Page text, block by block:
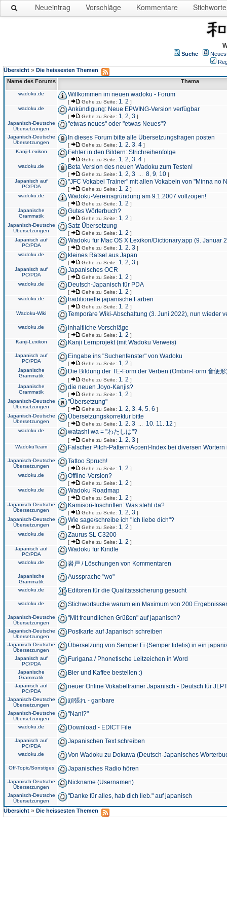
Neueintrag Vorschläge Kommentare Stichworte
Suche
Übersicht » Die heissesten Themen
Name des Forums
Thema
wadoku.de Willkommen im neuen wadoku - Forum
[ Gehe zu Seite: 1 2 ]
wadoku.de
Ankündigung: Neue EPWING-Version verfügbar
[ Gehe zu Seite: 1 2 3 ]
Japanisch-Deutsche
Übersetzungen
"etwas neues" oder "etwas Neues"?
Japanisch-Deutsche
Übersetzungen
In dieses Forum bitte alle Übersetzungsfragen posten
[ Gehe zu Seite: 1 2 3 4 ]
Kanji-Lexikon
Fehler in den Bildern: Strichreihenfolge
[ Gehe zu Seite: 1 2 3 4 ]
wadoku.de
Beta Version des neuen Wadoku zum Testen!
[ Gehe zu Seite: 1 2 3 8 9 10 ]
Japanisch auf
PC/PDA
"JFC Vokabel Trainer" mit allen Vokabeln von "Minna no
[ Gehe zu Seite: 1 2 ]
wadoku.de
Wadoku-Vereinsgründung am 9.1.2007 vollzogen!
[ Gehe zu Seite: 1 2 ]
Japanische
Grammatik
Gutes Wörterbuch?
[ Gehe zu Seite: 1 2 ]
Japanisch-Deutsche
Übersetzungen
Satz Übersetzung
[ Gehe zu Seite: 1 2 ]
Japanisch auf
PC/PDA
Wadoku für Mac OS X Lexikon/Dictionary.app (9. Januar
[ Gehe zu Seite: 1 2 3 ]
wadoku.de
kleines Rätsel aus Japan
[ Gehe zu Seite: 1 2 3 ]
Japanisch auf
PC/PDA
Japanisches OCR
[ Gehe zu Seite: 1 2 ]
wadoku.de
Deutsch-Japanisch für PDA
[ Gehe zu Seite: 1 2 ]
wadoku.de
traditionelle japanische Farben
[ Gehe zu Seite: 1 2 ]
Wadoku-Wiki
Temporäre Wiki-Abschaltung (3. Juni 2022), nun wieder
wadoku.de inhaltliche Vorschläge
[ Gehe zu Seite: 1 2 ]
Kanji-Lexikon
Kanji Lernprojekt (mit Wadoku Verweis)
Japanisch auf
PC/PDA
Eingabe ins "Suchenfenster" von Wadoku
[ Gehe zu Seite: 1 2 ]
Japanische
Grammatik
Die Bildung der TE-Form der Verben (Ombin-Form 音便形
[ Gehe zu Seite: 1 2 ]
Japanische
Grammatik
die neuen Joyo-Kanjis?
[ Gehe zu Seite: 1 2 ]
Japanisch-Deutsche
Übersetzungen
"Übersetzung"
[ Gehe zu Seite: 1 2 3 4 5 6 ]
Japanisch-Deutsche
Übersetzungen
Übersetzungskorrektur bitte
[ Gehe zu Seite: 1 2 3 10 11 12 ]
wadoku.de
watashi wa = "わたしは"?
[ Gehe zu Seite: 1 2 3 ]
WadokuTeam
Falscher Pitch-Pattern/Accent-Index bei diversen
Japanisch-Deutsche
Übersetzungen
Tattoo Spruch!
[ Gehe zu Seite: 1 2 ]
wadoku.de
Offline-Version?
[ Gehe zu Seite: 1 2 ]
wadoku.de
Wadoku Roadmap
[ Gehe zu Seite: 1 2 ]
Japanisch-Deutsche
Übersetzungen
Kamisori-Inschriften: Was steht da?
[ Gehe zu Seite: 1 2 3 ]
Japanisch-Deutsche
Übersetzungen
Wie sage/schreibe ich "Ich liebe dich"?
[ Gehe zu Seite: 1 2 ]
wadoku.de
Zaurus SL C3200
[ Gehe zu Seite: 1 2 ]
Japanisch auf
PC/PDA
Wadoku für Kindle
wadoku.de 岩戸 / Löschungen von Kommentaren
Japanische
Grammatik
Aussprache "wo"
wadoku.de Editoren für die Qualitätssicherung gesucht
wadoku.de Stichwortsuche warum ein Maximum von 200
Japanisch-Deutsche
Übersetzungen
"Mit freundlichen Grüßen" auf japanisch?
Japanisch-Deutsche
Übersetzungen
Postkarte auf Japanisch schreiben
Japanisch-Deutsche
Übersetzungen
Übersetzung von Semper Fi (Semper fidelis) in ein
Japanisch auf
PC/PDA
Furigana / Phonetische Leitzeichen in Word
Japanische
Grammatik
Bier und Kaffee bestellen :)
Japanisch auf
PC/PDA
neuer Online Vokabeltrainer Japanisch - Deutsch für
Japanisch-Deutsche
Übersetzungen
頑張れ - ganbare
Japanisch-Deutsche
Übersetzungen
"Nani?"
wadoku.de Download - EDICT File
Japanisch auf
PC/PDA
Japanischen Text schreiben
wadoku.de Von Wadoku zu Dokuwa (Deutsch-Japanisches
Off-Topic/Sonstiges Japanisches Radio hören
Japanisch-Deutsche
Übersetzungen
Nickname (Usernamen)
Japanisch-Deutsche
Übersetzungen
"Danke für alles, hab dich lieb." auf japanisch
Übersicht » Die heissesten Themen